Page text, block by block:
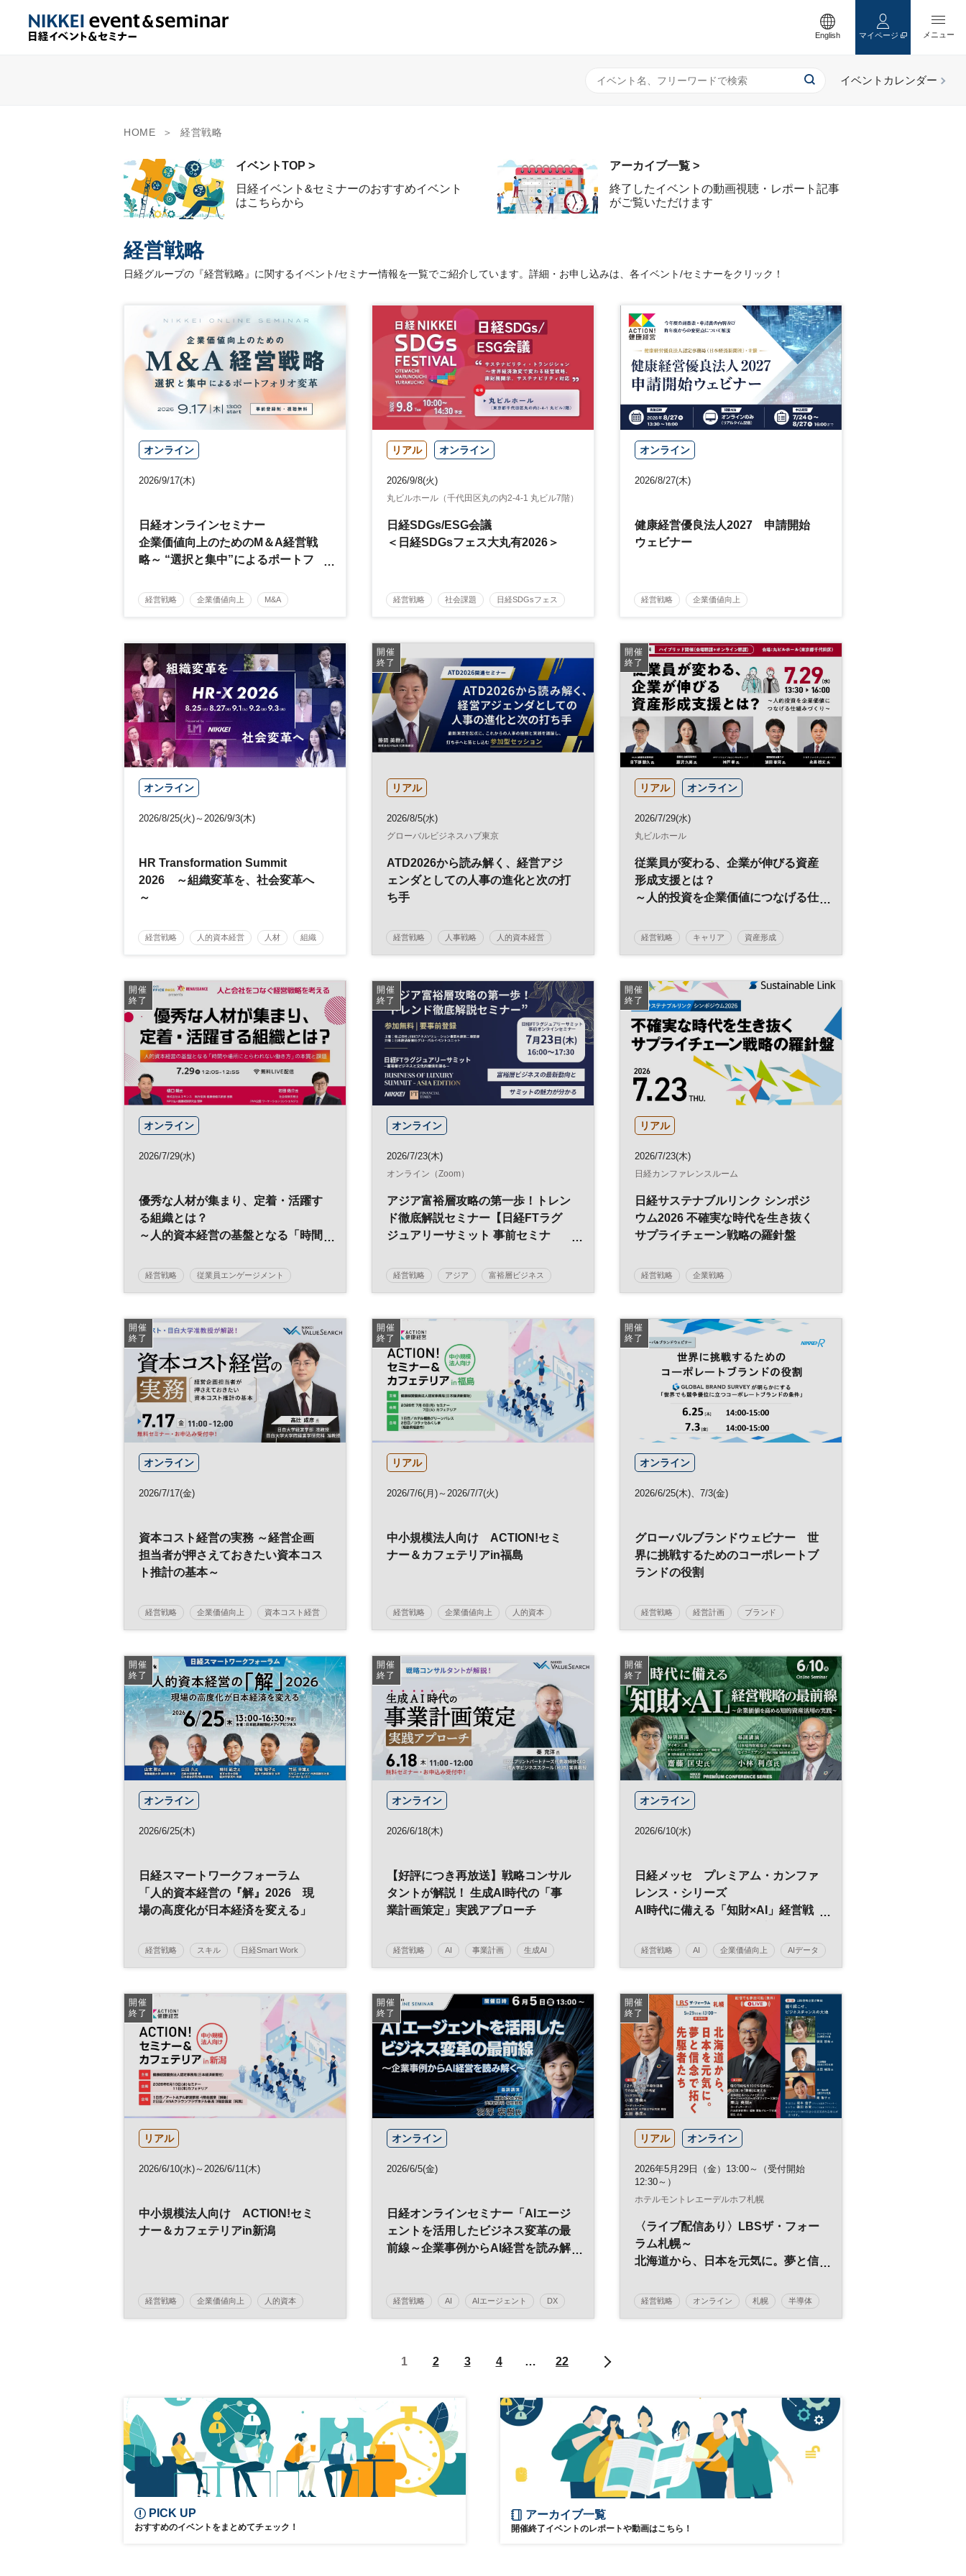
English マイページ
HOME 経営戦略
イベントTOP >
日経イベント&セミナーのおすすめイベント
はこちらから
アーカイブ一覧 >
終了したイベントの動画視聴・レポート記事
がご覧いただけます
経営戦略
日経グループの『経営戦略』に関するイベント/セミナー情報を一覧でご紹介しています。詳細・お申し込みは、各イベント/セミナーをクリック！
オンライン
2026/9/17(木)
日経オンラインセミナー
企業価値向上のためのM＆A経営戦
略～ “選択と集中”によるポートフ
経営戦略 企業価値向上 M&A
リアル オンライン
2026/9/8(火)
丸ビルホール（千代田区丸の内2-4-1 丸ビル7階）
日経SDGs/ESG会議
＜日経SDGsフェス大丸有2026＞
経営戦略 社会課題 日経SDGsフェス
ESG
オンライン
2026/8/27(木)
健康経営優良法人2027 申請開始
ウェビナー
経営戦略 企業価値向上
ウェルビーイング 健康 健康経営
オンライン
2026/8/25(火)～2026/9/3(木)
HR Transformation Summit
2026 ～組織変革を、社会変革へ
～
経営戦略 人的資本経営 人材 組織
開催
終了
リアル
2026/8/5(水)
グローバルビジネスハブ東京
ATD2026から読み解く、経営アジ
ェンダとしての人事の進化と次の打
ち手
経営戦略 人事戦略 人的資本経営
開催
終了
リアル オンライン
2026/7/29(水)
丸ビルホール
従業員が変わる、企業が伸びる資産
形成支援とは？
～人的投資を企業価値につなげる仕
経営戦略 キャリア 資産形成
開催
終了
オンライン
2026/7/29(水)
優秀な人材が集まり、定着・活躍す
る組織とは？
～人的資本経営の基盤となる「時間
質と課題～
経営戦略 従業員エンゲージメント
参加無料
開催
終了
オンライン
2026/7/23(木)
オンライン（Zoom）
アジア富裕層攻略の第一歩！トレン
ド徹底解説セミナー【日経FTラグ
ジュアリーサミット 事前セミナ
経営戦略 アジア 富裕層ビジネス
開催
終了
リアル
2026/7/23(木)
日経カンファレンスルーム
日経サステナブルリンク シンポジ
ウム2026 不確実な時代を生き抜く
サプライチェーン戦略の羅針盤
経営戦略 企業戦略
SDGs サプライチェーン 参加無料
開催
終了
オンライン
2026/7/17(金)
資本コスト経営の実務 ～経営企画
担当者が押さえておきたい資本コス
ト推計の基本～
経営戦略 企業価値向上 資本コスト経営
開催
終了
リアル
2026/7/6(月)～2026/7/7(火)
中小規模法人向け ACTION!セミ
ナー＆カフェテリアin福島
経営戦略 企業価値向上 人的資本
参加無料
開催
終了
オンライン
2026/6/25(木)、7/3(金)
グローバルブランドウェビナー 世
界に挑戦するためのコーポレートブ
ランドの役割
経営戦略 経営計画 ブランド
グローバル 参加無料
開催
終了
オンライン
2026/6/25(木)
日経スマートワークフォーラム
「人的資本経営の『解』2026 現
場の高度化が日本経済を変える」
経営戦略 スキル 日経Smart Work
開催
終了
オンライン
2026/6/18(木)
【好評につき再放送】戦略コンサル
タントが解説！ 生成AI時代の「事
業計画策定」実践アプローチ
経営戦略 AI 事業計画 生成AI
開催
終了
オンライン
2026/6/10(水)
日経メッセ プレミアム・カンファ
レンス・シリーズ
AI時代に備える「知財×AI」経営戦
資産活用の実践～
経営戦略 AI 企業価値向上 AIデータ
バックオフィス 参加無料
日経メッセプレミアム・カンファレンス・シリー
ズ
開催
終了
リアル
2026/6/10(水)～2026/6/11(木)
中小規模法人向け ACTION!セミ
ナー＆カフェテリアin新潟
経営戦略 企業価値向上 人的資本
開催
終了
オンライン
2026/6/5(金)
日経オンラインセミナー「AIエージ
ェントを活用したビジネス変革の最
前線～企業事例からAI経営を読み解
経営戦略 AI AIエージェント DX
開催
終了
リアル オンライン
2026年5月29日（金）13:00～（受付開始
12:30～）
ホテルモントレエーデルホフ札幌
〈ライブ配信あり〉LBSザ・フォー
ラム札幌～
北海道から、日本を元気に。夢と信
経営戦略 オンライン 札幌 半導体
1 2 3 4 … 22
PICK UP
おすすめのイベントをまとめてチェック！
アーカイブ一覧
開催終了イベントのレポートや動画はこちら！